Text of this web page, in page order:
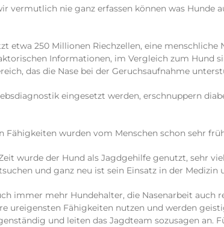
vermutlich nie ganz erfassen können was Hunde
etwa 250 Millionen Riechzellen, eine
Informationen, im Vergleich zum Hund
das die Nase bei der Geruchsaufnahme
eingesetzt werden, erschnuppern
Fähigkeiten wurden vom Menschen schon sehr
wurde der Hund als Jagdgehilfe genutzt, sehr
und ganz neu ist sein Einsatz in der
immer mehr Hundehalter, die Nasenarbeit
ureigensten Fähigkeiten nutzen und werden
und leiten das Jagdteam sozusagen an.